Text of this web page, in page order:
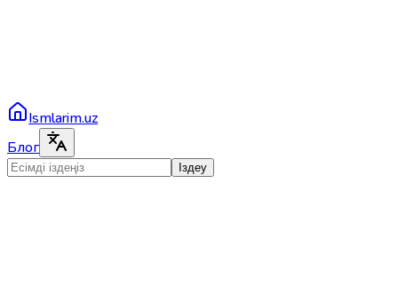
Ismlarim.uz
Блог
Іздеу